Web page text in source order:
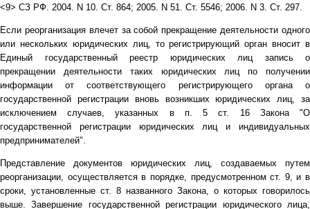
<9> СЗ РФ. 2004. N 10. Ст. 864; 2005. N 51. Ст. 5546; 2006. N 3. Ст. 297.
Если реорганизация влечет за собой прекращение деятельности одного
или нескольких юридических лиц, то регистрирующий орган вносит в
Единый государственный реестр юридических лиц запись о
прекращении деятельности таких юридических лиц по получении
информации от соответствующего регистрирующего органа о
государственной регистрации вновь возникших юридических лиц, за
исключением случаев, указанных в п. 5 ст. 16 Закона "О
государственной регистрации юридических лиц и индивидуальных
предпринимателей".
Представление документов юридических лиц, создаваемых путем
реорганизации, осуществляется в порядке, предусмотренном ст. 9, и в
сроки, установленные ст. 8 названного Закона, о которых говорилось
выше. Завершение государственной регистрации юридического лица,